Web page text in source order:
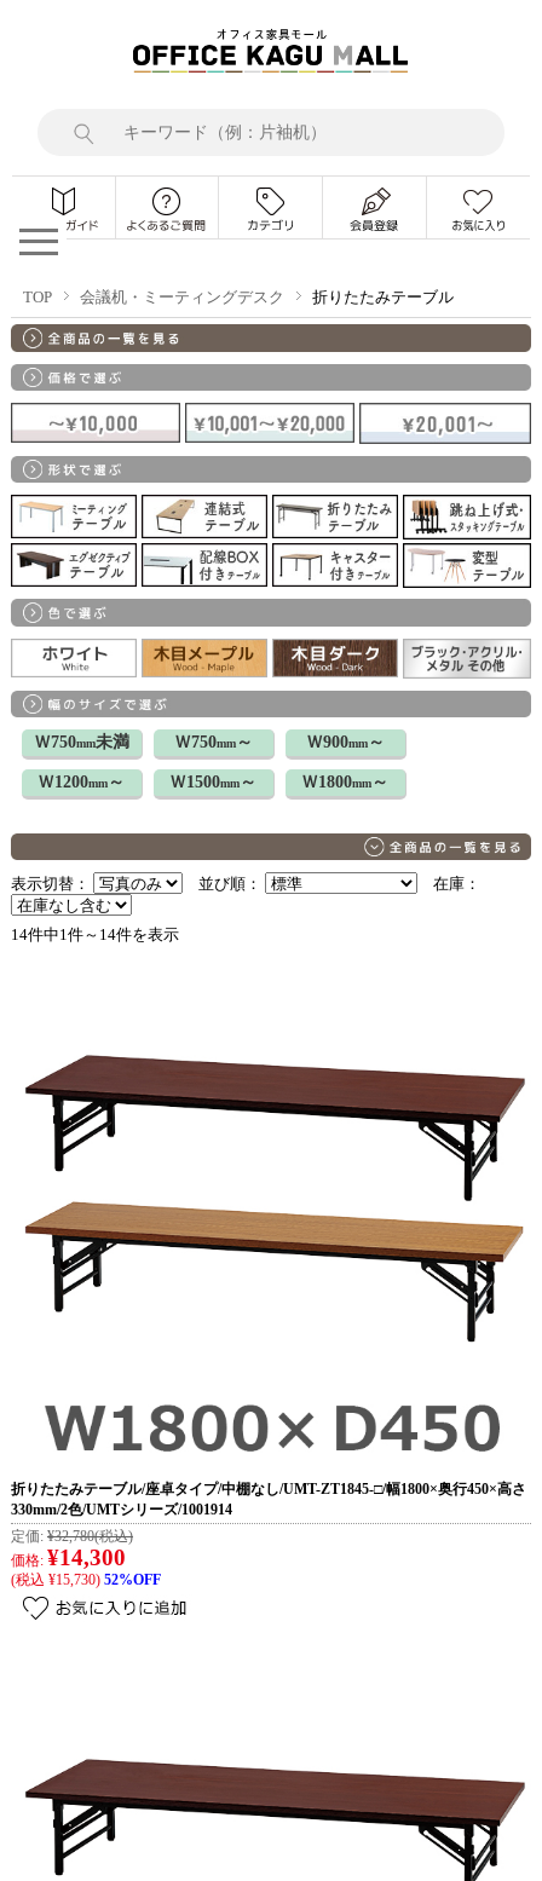
TOP 会議机・ミーティングデスク 折りたたみテーブル
Ｗ750mm未満 Ｗ750mm～ Ｗ900mm～
Ｗ1200mm ～ Ｗ1500mm ～ Ｗ1800mm ～
表示切替： 並び順： 在庫：
14件中1件～14件を表示
折りたたみテーブル/座卓タイプ/中棚なし/UMT-ZT1845-□/幅1800×奥行450×高さ
330mm/2色/UMTシリーズ/1001914
定価: ¥32,780(税込)
価格: ¥14,300
(税込 ¥15,730) 52%OFF